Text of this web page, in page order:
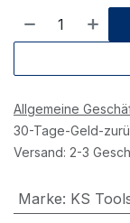
Allgemeine
30-Tage-Geld-
Versand: 2-3
Marke: KS